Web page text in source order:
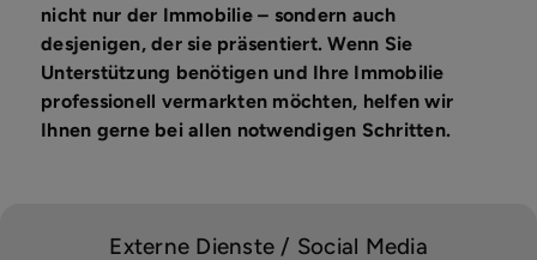
nicht nur der Immobilie – sondern auch
desjenigen, der sie präsentiert. Wenn Sie
Unterstützung benötigen und Ihre Immobilie
professionell vermarkten möchten, helfen wir
Ihnen gerne bei allen notwendigen Schritten.
Externe Dienste / Social Media